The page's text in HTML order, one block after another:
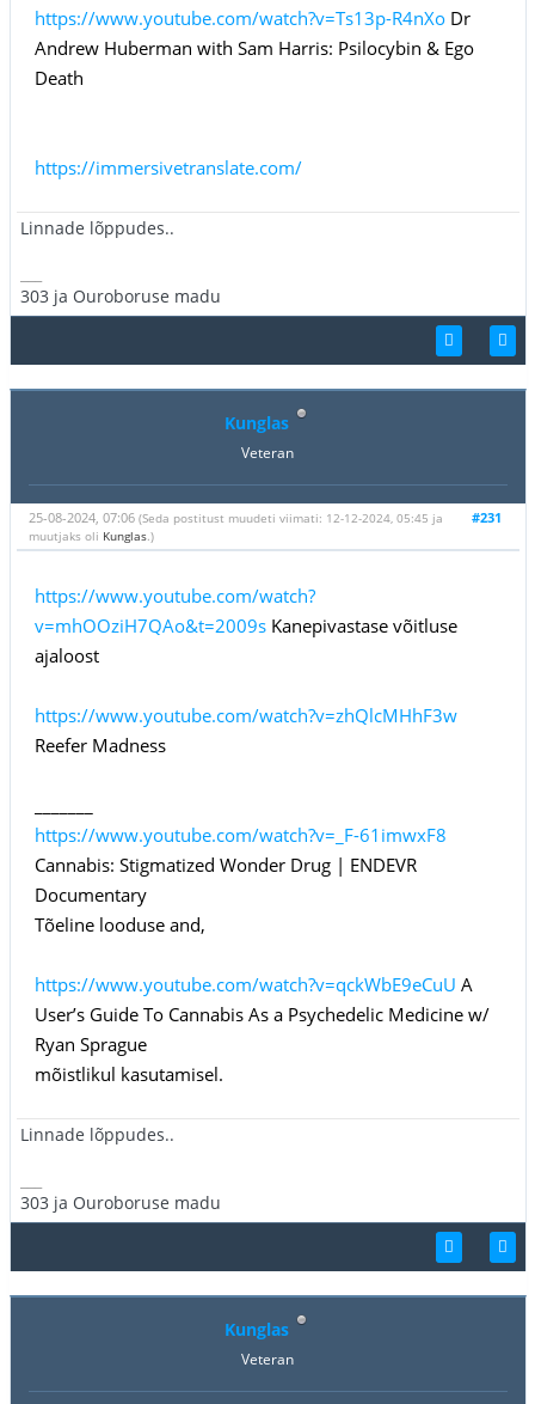
https://www.youtube.com/watch?v=Ts13p-R4nXoDr
Andrew Huberman with Sam Harris: Psilocybin & Ego
Death
https://immersivetranslate.com/
Linnade lõppudes..
303 ja Ouroboruse madu
Kunglas
Veteran
#231
25-08-2024, 07:06 (Seda postitust muudeti viimati: 12-12-2024, 05:45 ja
muutjaks oli Kunglas.)
https://www.youtube.com/watch?
v=mhOOziH7QAo&t=2009sKanepivastase võitluse
ajaloost
https://www.youtube.com/watch?v=zhQlcMHhF3w
Reefer Madness
https://www.youtube.com/watch?v=_F-61imwxF8
Cannabis: Stigmatized Wonder Drug | ENDEVR
Documentary
Tõeline looduse and,
https://www.youtube.com/watch?v=qckWbE9eCuU A
User’s Guide To Cannabis As a Psychedelic Medicine w/
Ryan Sprague
mõistlikul kasutamisel.
Linnade lõppudes..
303 ja Ouroboruse madu
Kunglas
Veteran